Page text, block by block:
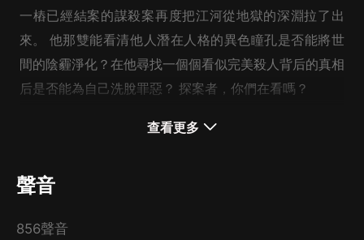
一樁已經結案的謀殺案再度把江河從地獄的深淵拉了出
來。 他那雙能看清他人潛在人格的異色瞳孔是否能將世
間的陰霾淨化？在他尋找一個個看似完美殺人背后的真相
后是否能為自己洗脫罪惡？ 探案者，你們在看嗎？
我是奇跡小說的AI主播，更新穩定，為您播講優質小說~
查看更多
聲音
856聲音